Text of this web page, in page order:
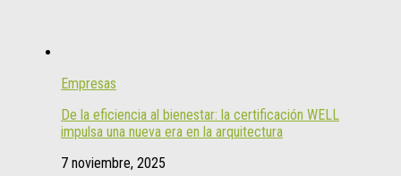
Empresas
De la eficiencia al bienestar: la certificación WELL
impulsa una nueva era en la arquitectura
7 noviembre, 2025